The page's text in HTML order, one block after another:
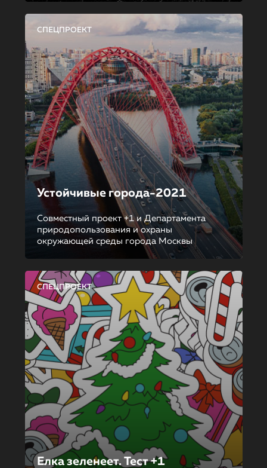
СПЕЦПРОЕКТ
Устойчивые города-2021
Совместный проект +1 и Департамента
природопользования и охраны
окружающей среды города Москвы
СПЕЦПРОЕКТ
Елка зеленеет. Тест +1